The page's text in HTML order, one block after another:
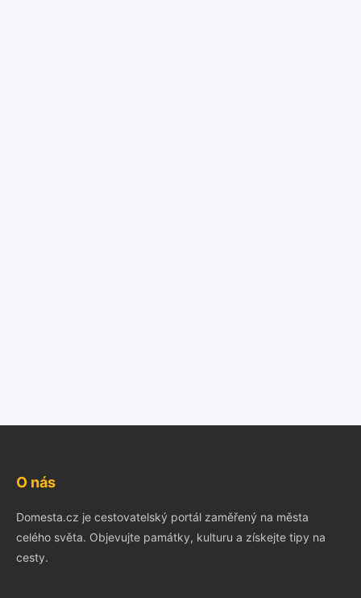
O nás
Domesta.cz je cestovatelský portál zaměřený na města
celého světa. Objevujte památky, kulturu a získejte tipy na
cesty.